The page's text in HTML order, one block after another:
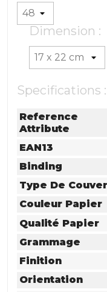
Dimension :
Specifications :
Reference
Attribute
EAN13
Binding
Type De
Couleur Papier
Qualité Papier
Grammage
Finition
Orientation